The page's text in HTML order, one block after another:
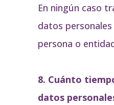
En ningún caso
datos personales
persona o
8. Cuánto
datos